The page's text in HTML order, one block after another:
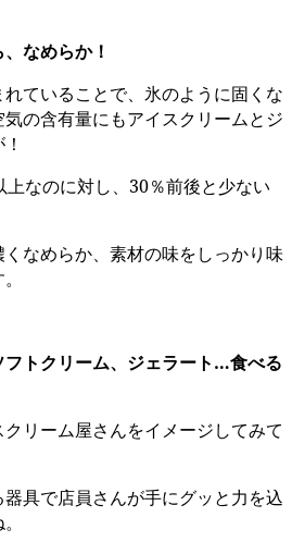
なめらか！
ていることで、氷のように固くな
の含有量にもアイスクリームとジ
なのに対し、30％前後と少ない
なめらか、素材の味をしっかり味
トクリーム、ジェラート…食べる
リーム屋さんをイメージしてみて
具で店員さんが手にグッと力を込